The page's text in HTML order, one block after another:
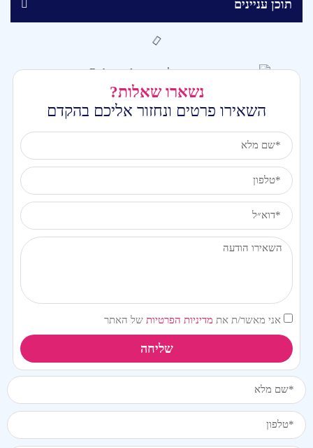
תוכן עניינים
נשארו שאלות?
השאירו פרטים ונחזור אליכם בהקדם
אני מאשר/ת את מדיניות הפרטיות של האתר
שליחה